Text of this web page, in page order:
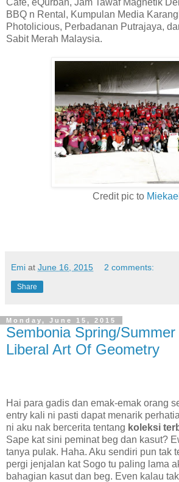
BBQ n Rental, Kumpulan Media
Photolicious, Perbadanan Putrajaya,
Sabit Merah Malaysia.
Credit pic to Miekael
Emi at June 16, 2015 2 comments:
Share
Monday, June 15, 2015
Sembonia Spring/Summer
Liberal Art Of Geometry
Hai para gadis dan emak-emak orang
entry kali ni pasti dapat menarik
ni aku nak bercerita tentang koleksi
Sape kat sini peminat beg dan kasut?
tanya pulak. Haha. Aku sendiri pun tak
pergi jenjalan kat Sogo tu paling lama
bahagian kasut dan beg. Even kalau